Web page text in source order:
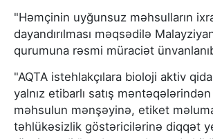
"Həmçinin uyğunsuz məhsulların
dayandırılması məqsədilə
qurumuna rəsmi müraciət
"AQTA istehlakçılara bioloji aktiv
yalnız etibarlı satış
məhsulun mənşəyinə, etiket
təhlükəsizlik göstəricilərinə diqqət